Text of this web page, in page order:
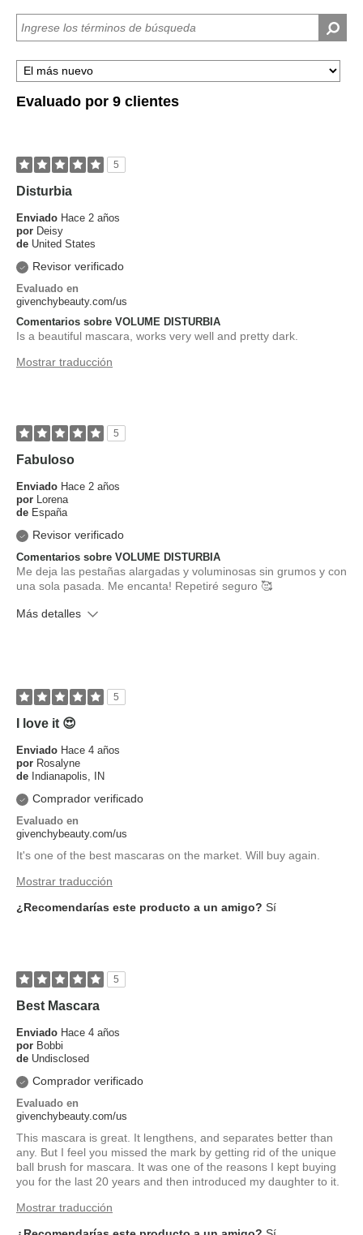
tono
piel?
es
tu
tipo
piel?
Evaluado por 9 clientes
5
Disturbia
Enviado Hace 2 años
por Deisy
de United States
Revisor verificado
Evaluado en
givenchybeauty.com/us
Comentarios sobre VOLUME DISTURBIA
Is a beautiful mascara, works very well and pretty dark.
Mostrar traducción
5
Fabuloso
Enviado Hace 2 años
por Lorena
de España
Revisor verificado
Comentarios sobre VOLUME DISTURBIA
Me deja las pestañas alargadas y voluminosas sin grumos y con
una sola pasada. Me encanta! Repetiré seguro 🥰
Más detalles
5
I love it 😍
Enviado Hace 4 años
por Rosalyne
de Indianapolis, IN
Comprador verificado
Evaluado en
givenchybeauty.com/us
It's one of the best mascaras on the market. Will buy again.
Mostrar traducción
¿Recomendarías este producto a un amigo? Sí
5
Best Mascara
Enviado Hace 4 años
por Bobbi
de Undisclosed
Comprador verificado
Evaluado en
givenchybeauty.com/us
This mascara is great. It lengthens, and separates better than
any. But I feel you missed the mark by getting rid of the unique
ball brush for mascara. It was one of the reasons I kept buying
you for the last 20 years and then introduced my daughter to it.
Mostrar traducción